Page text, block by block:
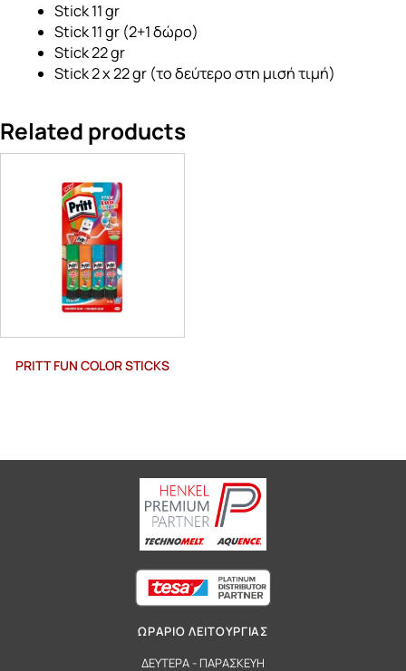
Stick 11 gr
Stick 11 gr (2+1 δώρο)
Stick 22 gr
Stick 2 x 22 gr (το δεύτερο στη μισή τιμή)
Related products
PRITT FUN COLOR STICKS
ΩΡΑΡΙΟ ΛΕΙΤΟΥΡΓΙΑΣ
ΔΕΥΤΕΡΑ - ΠΑΡΑΣΚΕΥΗ